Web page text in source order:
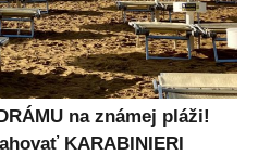
na známej pláži!
KARABINIERI